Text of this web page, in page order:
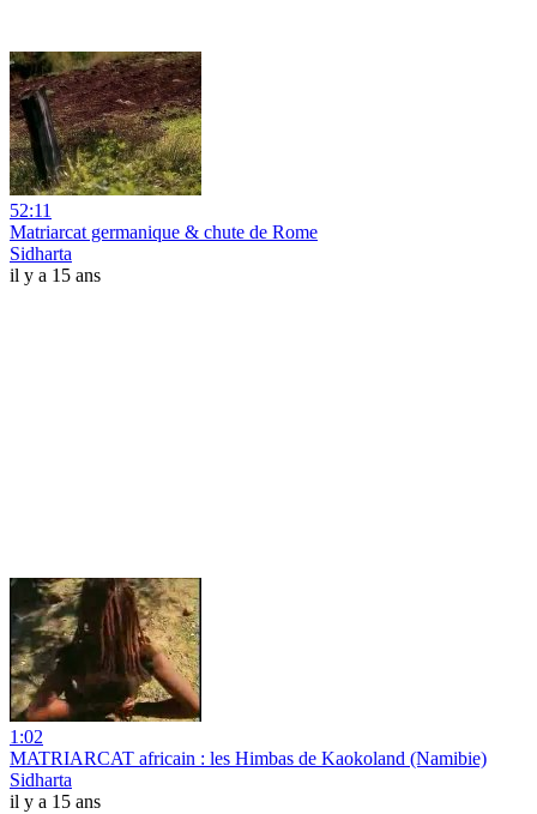
52:11
Matriarcat germanique & chute de Rome
Sidharta
il y a 15 ans
1:02
MATRIARCAT africain : les Himbas de Kaokoland (Namibie)
Sidharta
il y a 15 ans